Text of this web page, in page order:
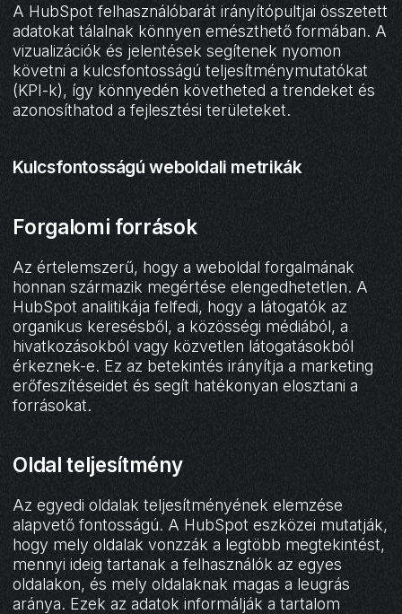
A HubSpot felhasználóbarát irányítópultjai összetett
adatokat tálalnak könnyen emészthető formában. A
vizualizációk és jelentések segítenek nyomon
követni a kulcsfontosságú teljesítménymutatókat
(KPI-k), így könnyedén követheted a trendeket és
azonosíthatod a fejlesztési területeket.
Kulcsfontosságú weboldali metrikák
Forgalomi források
Az értelemszerű, hogy a weboldal forgalmának
honnan származik megértése elengedhetetlen. A
HubSpot analitikája felfedi, hogy a látogatók az
organikus keresésből, a közösségi médiából, a
hivatkozásokból vagy közvetlen látogatásokból
érkeznek-e. Ez az betekintés irányítja a marketing
erőfeszítéseidet és segít hatékonyan elosztani a
forrásokat.
Oldal teljesítmény
Az egyedi oldalak teljesítményének elemzése
alapvető fontosságú. A HubSpot eszközei mutatják,
hogy mely oldalak vonzzák a legtöbb megtekintést,
mennyi ideig tartanak a felhasználók az egyes
oldalakon, és mely oldalaknak magas a leugrás
aránya. Ezek az adatok informálják a tartalom